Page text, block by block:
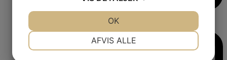
Vinkøleskabe
AFVIS ALLE
OK